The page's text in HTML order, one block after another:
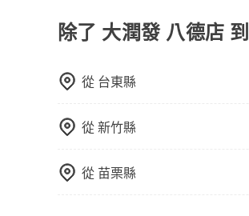
可乘坐八位乘客，並可攜帶八
載人數。 如果您攜帶的行李或
除了 大潤發 八德店
從 台東縣
從新竹縣
從 苗栗縣